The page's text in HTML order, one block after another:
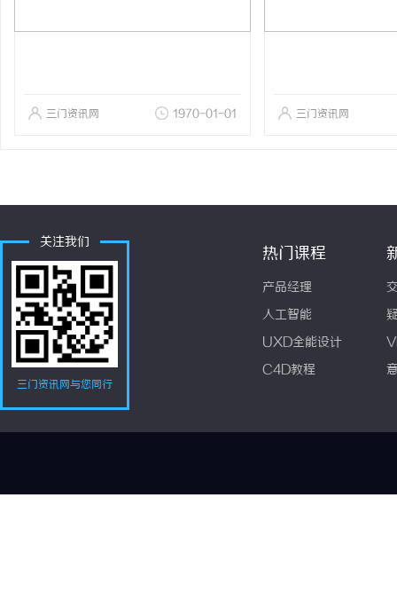
三门资讯网 1970-01-01 三门资讯网
关注我们
三门资讯网与您同行
热门课程
产品经理
人工智能
UXD全能设计
C4D教程